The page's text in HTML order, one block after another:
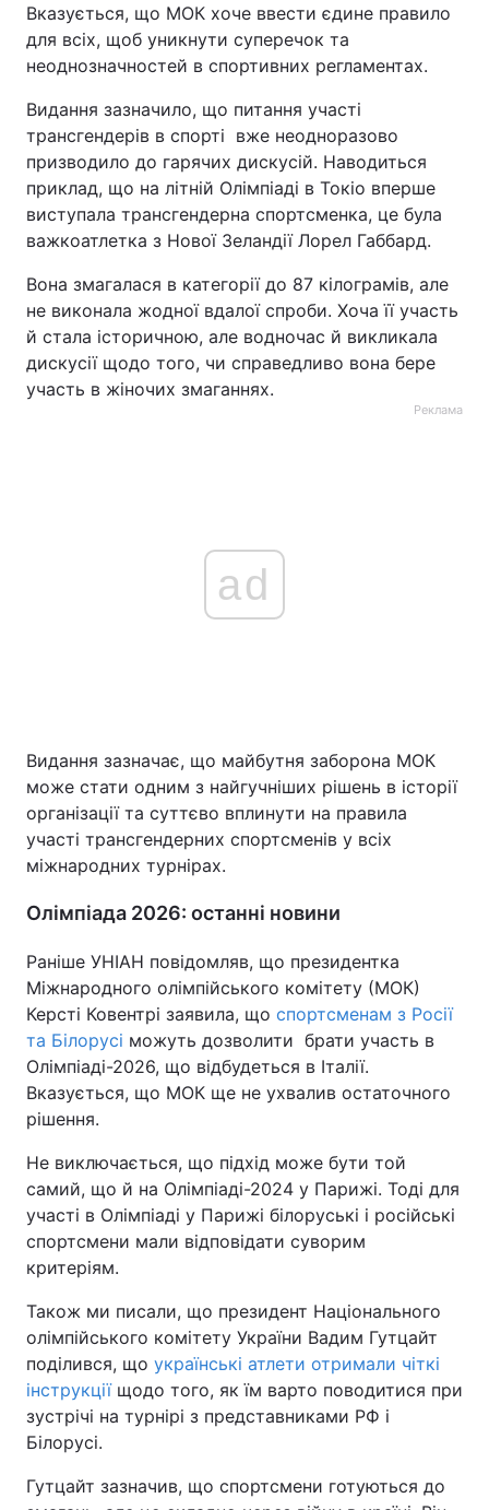
Вказується, що МОК хоче ввести єдине правило
для всіх, щоб уникнути суперечок та
неоднозначностей в спортивних регламентах.
Видання зазначило, що питання участі
трансгендерів в спорті вже неодноразово
призводило до гарячих дискусій. Наводиться
приклад, що на літній Олімпіаді в Токіо вперше
виступала трансгендерна спортсменка, це була
важкоатлетка з Нової Зеландії Лорел Габбард.
Вона змагалася в категорії до 87 кілограмів, але
не виконала жодної вдалої спроби. Хоча її участь
й стала історичною, але водночас й викликала
дискусії щодо того, чи справедливо вона бере
участь в жіночих змаганнях.
Реклама
ad
Видання зазначає, що майбутня заборона МОК
може стати одним з найгучніших рішень в історії
організації та суттєво вплинути на правила
участі трансгендерних спортсменів у всіх
міжнародних турнірах.
Олімпіада 2026: останні новини
Раніше УНІАН повідомляв, що президентка
Міжнародного олімпійського комітету (МОК)
Керсті Ковентрі заявила, що спортсменам з Росії
та Білорусі можуть дозволити брати участь в
Олімпіаді-2026, що відбудеться в Італії.
Вказується, що МОК ще не ухвалив остаточного
рішення.
Не виключається, що підхід може бути той
самий, що й на Олімпіаді-2024 у Парижі. Тоді для
участі в Олімпіаді у Парижі білоруські і російські
спортсмени мали відповідати суворим
критеріям.
Також ми писали, що президент Національного
олімпійського комітету України Вадим Гутцайт
поділився, що українські атлети отримали чіткі
інструкції щодо того, як їм варто поводитися при
зустрічі на турнірі з представниками РФ і
Білорусі.
Гутцайт зазначив, що спортсмени готуються до